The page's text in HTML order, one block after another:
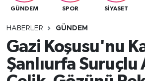
GÜNDEM SPOR SİYASET
HABERLER GÜNDEM
Gazi Koşusu'nu
Şanlıurfa Suruçlu
SPOR
MAGAZİN
SAĞLIK
Trafik Durumu
Süper Lig Puan Durumu ve
Tüm Manşetler